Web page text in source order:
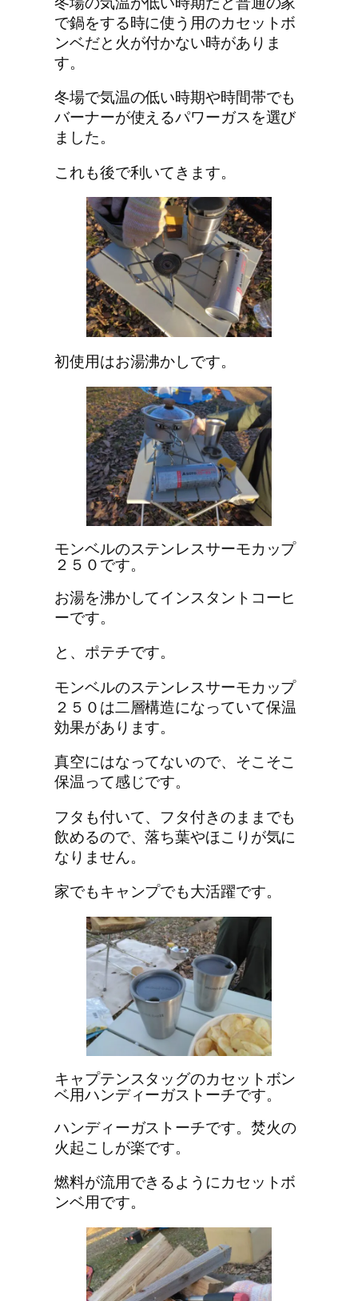
で鍋をする時に使う用のカセットボ
ンベだと火が付かない時がありま
す。
冬場で気温の低い時期や時間帯でも
バーナーが使えるパワーガスを選び
ました。
これも後で利いてきます。
初使用はお湯沸かしです。
モンベルのステンレスサーモカップ
２５０です。
お湯を沸かしてインスタントコーヒ
ーです。
と、ポテチです。
モンベルのステンレスサーモカップ
２５０は二層構造になっていて保温
効果があります。
真空にはなってないので、そこそこ
保温って感じです。
フタも付いて、フタ付きのままでも
飲めるので、落ち葉やほこりが気に
なりません。
家でもキャンプでも大活躍です。
キャプテンスタッグのカセットボン
ベ用ハンディーガストーチです。
ハンディーガストーチです。焚火の
火起こしが楽です。
燃料が流用できるようにカセットボ
ンベ用です。